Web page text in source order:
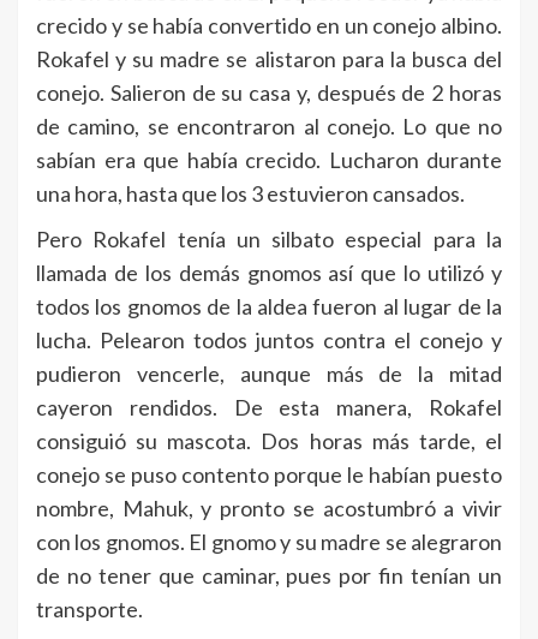
crecido y se había convertido en un conejo albino.
Rokafel y su madre se alistaron para la busca del
conejo. Salieron de su casa y, después de 2 horas
de camino, se encontraron al conejo. Lo que no
sabían era que había crecido. Lucharon durante
una hora, hasta que los 3 estuvieron cansados.
Pero Rokafel tenía un silbato especial para la
llamada de los demás gnomos así que lo utilizó y
todos los gnomos de la aldea fueron al lugar de la
lucha. Pelearon todos juntos contra el conejo y
pudieron vencerle, aunque más de la mitad
cayeron rendidos. De esta manera, Rokafel
consiguió su mascota. Dos horas más tarde, el
conejo se puso contento porque le habían puesto
nombre, Mahuk, y pronto se acostumbró a vivir
con los gnomos. El gnomo y su madre se alegraron
de no tener que caminar, pues por fin tenían un
transporte.